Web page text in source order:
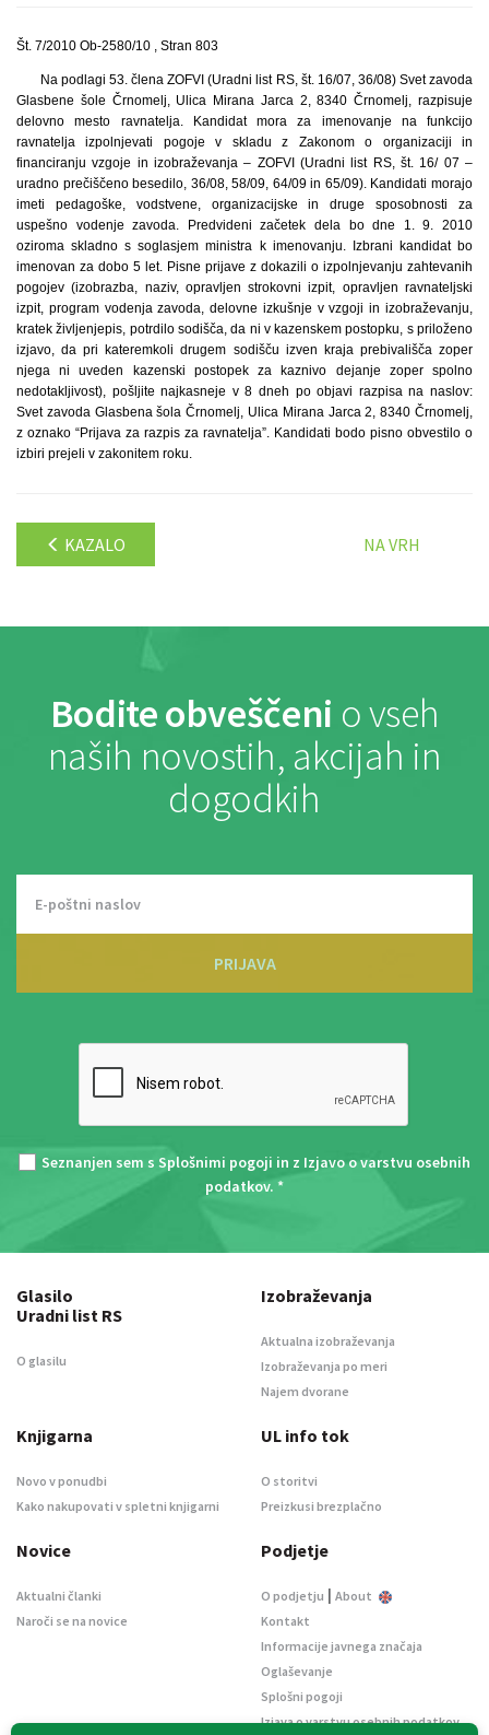
Št. 7/2010 Ob-2580/10 , Stran 803
Na podlagi 53. člena ZOFVI (Uradni list RS, št. 16/07, 36/08) Svet zavoda
Glasbene šole Črnomelj, Ulica Mirana Jarca 2, 8340 Črnomelj, razpisuje
delovno mesto ravnatelja. Kandidat mora za imenovanje na funkcijo
ravnatelja izpolnjevati pogoje v skladu z Zakonom o organizaciji in
financiranju vzgoje in izobraževanja – ZOFVI (Uradni list RS, št. 16/ 07 –
uradno prečiščeno besedilo, 36/08, 58/09, 64/09 in 65/09). Kandidati morajo
imeti pedagoške, vodstvene, organizacijske in druge sposobnosti za
uspešno vodenje zavoda. Predvideni začetek dela bo dne 1. 9. 2010
oziroma skladno s soglasjem ministra k imenovanju. Izbrani kandidat bo
imenovan za dobo 5 let. Pisne prijave z dokazili o izpolnjevanju zahtevanih
pogojev (izobrazba, naziv, opravljen strokovni izpit, opravljen ravnateljski
izpit, program vodenja zavoda, delovne izkušnje v vzgoji in izobraževanju,
kratek življenjepis, potrdilo sodišča, da ni v kazenskem postopku, s priloženo
izjavo, da pri kateremkoli drugem sodišču izven kraja prebivališča zoper
njega ni uveden kazenski postopek za kaznivo dejanje zoper spolno
nedotakljivost), pošljite najkasneje v 8 dneh po objavi razpisa na naslov:
Svet zavoda Glasbena šola Črnomelj, Ulica Mirana Jarca 2, 8340 Črnomelj,
z oznako “Prijava za razpis za ravnatelja”. Kandidati bodo pisno obvestilo o
izbiri prejeli v zakonitem roku.
KAZALO NA VRH
Bodite obveščeni o vseh
naših novostih, akcijah in
dogodkih
PRIJAVA
Seznanjen sem s Splošnimi pogoji in z Izjavo o varstvu osebnih
podatkov. *
Glasilo
Uradni list RS
O glasilu
Izobraževanja
Aktualna izobraževanja
Izobraževanja po meri
Najem dvorane
Knjigarna
Novo v ponudbi
Kako nakupovati v spletni knjigarni
UL info tok
O storitvi
Preizkusi brezplačno
Novice
Aktualni članki
Naroči se na novice
Podjetje
O podjetju | About
Kontakt
Informacije javnega značaja
Oglaševanje
Splošni pogoji
Izjava o varstvu osebnih podatkov